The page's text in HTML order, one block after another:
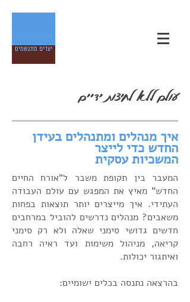
עולם ללא לחיצות ידיים
איך מנהלים ומתנהלים בעידן
החדש כדי לייצר
המשכיות עסקית
המעבר בין תקופת משבר ל"אורח החיים
החדש" מאיץ את המפגש עם עולם העבודה
העתידי. איך מייצרים יותר תוצאות בפחות
משאבים? מנהלים נדרשים להוביל במרחבים
חדשים גדושי סימני שאלה ולא רק סימני
קריאה, מניהול משימות ועד ראיה רחבה
ואיתגור יכולות.
בהרצאה נתנסה בכלים ישומיים: